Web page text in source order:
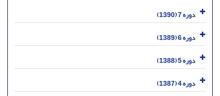
دوره 7 (1390)
دوره 6 (1389)
دوره 5 (1388)
دوره 4 (1387)